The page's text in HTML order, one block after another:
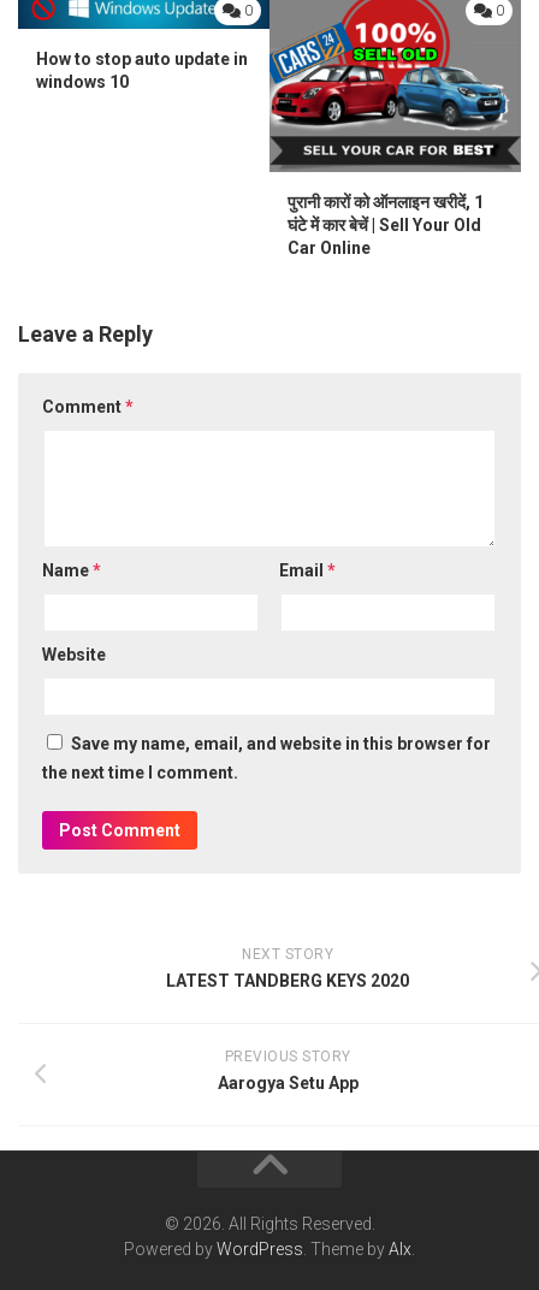
0
How to stop auto update in
windows 10
0
पुरानी कारों को ऑनलाइन खरीदें, 1
घंटे में कार बेचें | Sell Your Old
Car Online
Leave a Reply
Comment*
Name* Email *
Website
Save my name, email, and website in this browser for
the next time I comment.
NEXT STORY
LATEST TANDBERG KEYS 2020
PREVIOUS STORY
Aarogya Setu App
© 2026. All Rights Reserved.
Powered byWordPress . Theme byAlx